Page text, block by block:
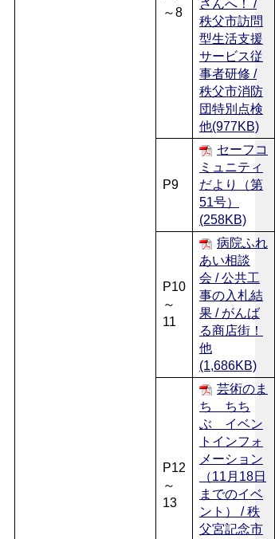
～8
さんへ！ /
秩父市訪問
型生活支援
サービス従
事者研修 /
秩父市消防
団特別点検
他(977KB)
P9
セーフコ
ミュニティ
だより（第
51号）
(258KB)
P10
～
11
病院ふれ
あい相談
会 / 公共工
事の入札結
果 / がんば
る商店街！
他
(1,686KB)
P12
～
13
芸術のま
ち ちち
ぶ イベン
トインフォ
メーション
（11月18日
までのイベ
ント） / 秩
父宮記念市